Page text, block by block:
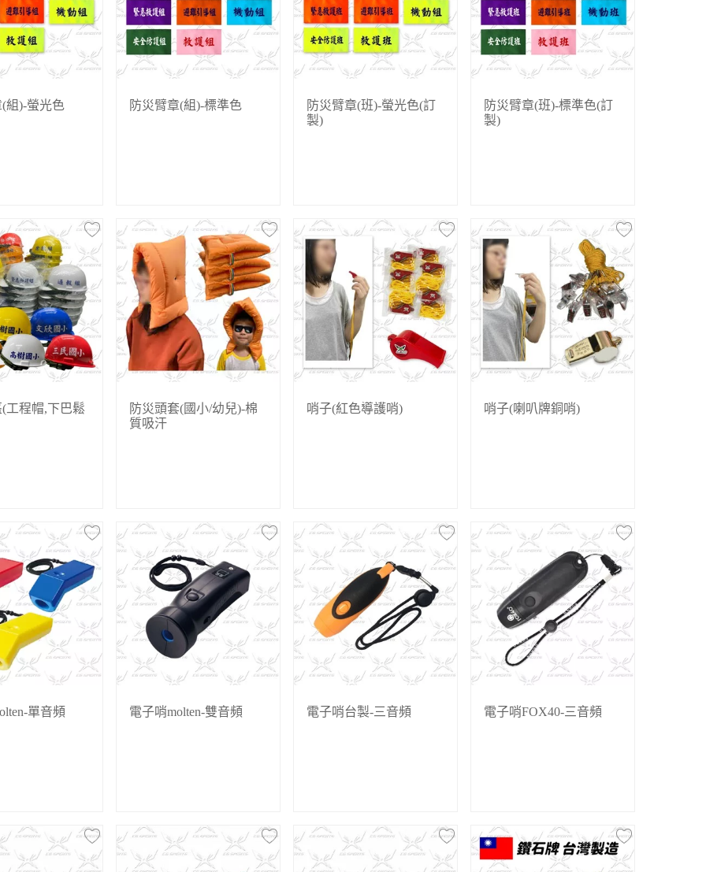
組)-螢光色 防災臂章(組)-標準色
防災臂章(班)-螢光色(訂
製)
防災臂章(班)-標準色(訂
製)
工程帽,下巴鬆
防災頭套(國小/幼兒)-棉
質吸汗
哨子(紅色導護哨) 哨子(喇叭牌銅哨)
單音頻 電子哨molten-雙音頻 電子哨台製-三音頻 電子哨FOX40-三音頻